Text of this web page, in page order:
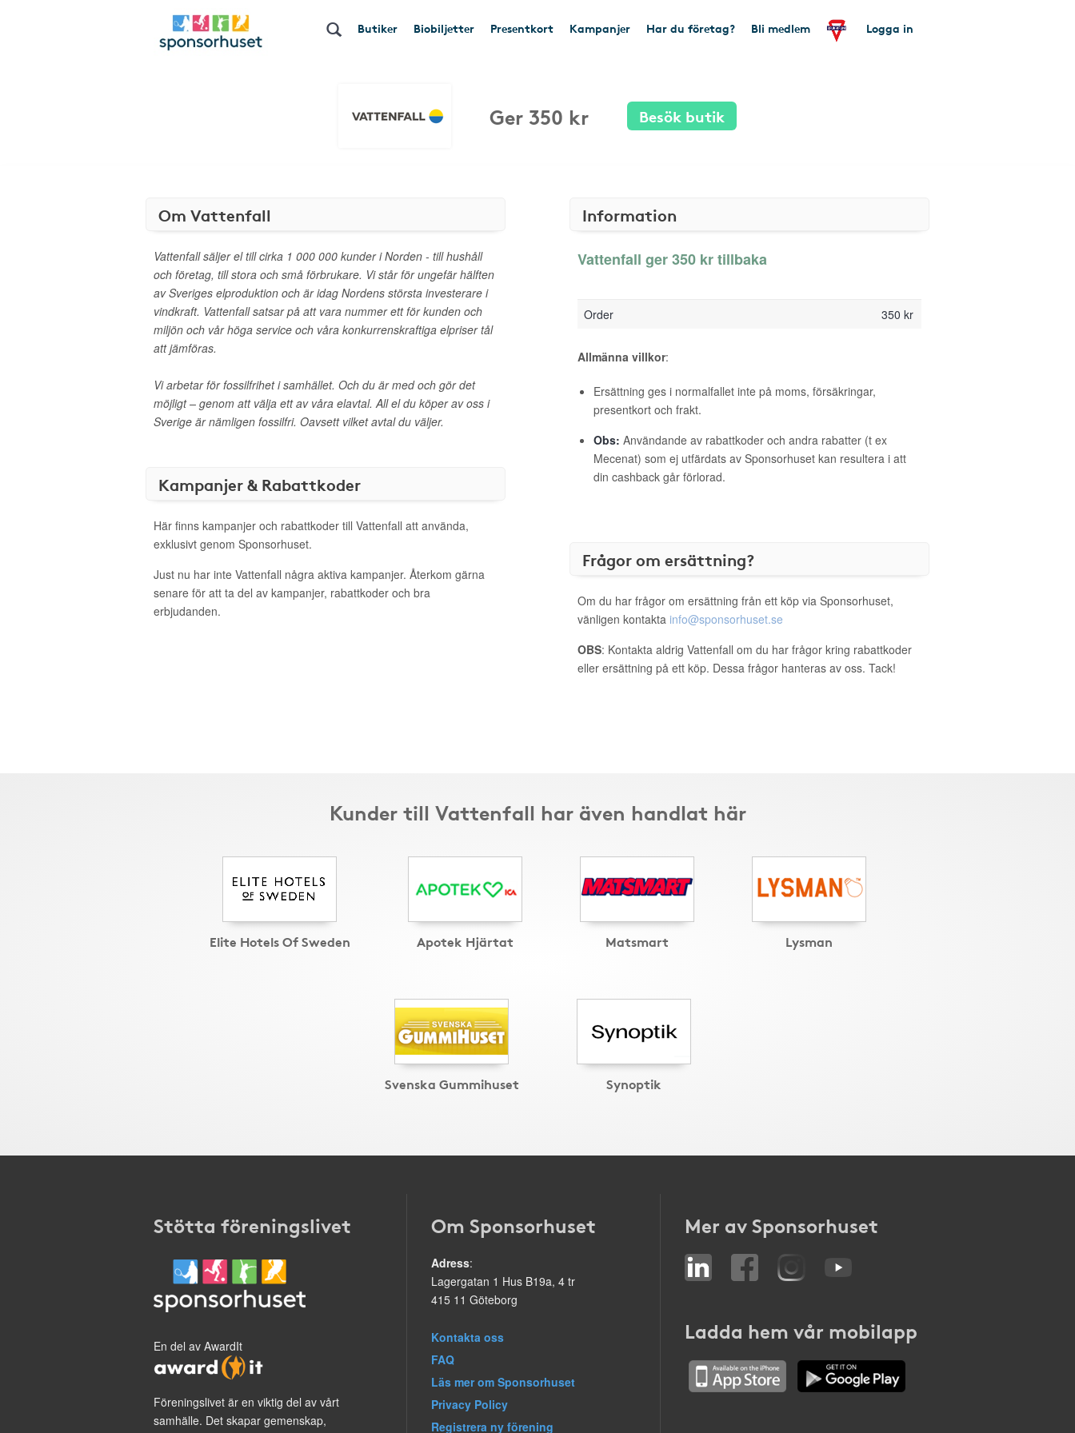
Butiker Biobiljetter Presentkort Kampanjer Har du företag? Bli medlem Logga in
Ger 350 kr Besök butik
Om Vattenfall
Vattenfall säljer el till cirka 1 000 000 kunder i Norden - till hushåll
och företag, till stora och små förbrukare. Vi står för ungefär hälften
av Sveriges elproduktion och är idag Nordens största investerare i
vindkraft. Vattenfall satsar på att vara nummer ett för kunden och
miljön och vår höga service och våra konkurrenskraftiga elpriser tål
att jämföras.
Vi arbetar för fossilfrihet i samhället. Och du är med och gör det
möjligt – genom att välja ett av våra elavtal. All el du köper av oss i
Sverige är nämligen fossilfri. Oavsett vilket avtal du väljer.
Kampanjer & Rabattkoder
Här finns kampanjer och rabattkoder till Vattenfall att använda,
exklusivt genom Sponsorhuset.
Just nu har inte Vattenfall några aktiva kampanjer. Återkom gärna
senare för att ta del av kampanjer, rabattkoder och bra
erbjudanden.
Information
Vattenfall ger 350 kr tillbaka
Order 350 kr
Allmänna villkor:
Ersättning ges i normalfallet inte på moms, försäkringar,
presentkort och frakt.
Obs: Användande av rabattkoder och andra rabatter (t ex
Mecenat) som ej utfärdats av Sponsorhuset kan resultera i att
din cashback går förlorad.
Frågor om ersättning?
Om du har frågor om ersättning från ett köp via Sponsorhuset,
vänligen kontakta info@sponsorhuset.se
OBS: Kontakta aldrig Vattenfall om du har frågor kring rabattkoder
eller ersättning på ett köp. Dessa frågor hanteras av oss. Tack!
Kunder till Vattenfall har även handlat här
Elite Hotels Of Sweden Apotek Hjärtat Matsmart Lysman
Svenska Gummihuset Synoptik
Stötta föreningslivet
En del av AwardIt
Föreningslivet är en viktig del av vårt
samhälle. Det skapar gemenskap,
Om Sponsorhuset
Adress:
Lagergatan 1 Hus B19a, 4 tr
415 11 Göteborg
Kontakta oss
FAQ
Läs mer om Sponsorhuset
Privacy Policy
Registrera ny förening
Mer av Sponsorhuset
Ladda hem vår mobilapp